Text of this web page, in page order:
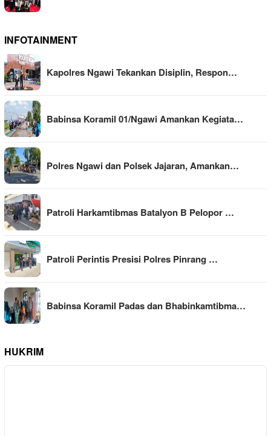
INFOTAINMENT
Kapolres Ngawi Tekankan Disiplin, Respon…
Babinsa Koramil 01/Ngawi Amankan Kegiata…
Polres Ngawi dan Polsek Jajaran, Amankan…
Patroli Harkamtibmas Batalyon B Pelopor …
Patroli Perintis Presisi Polres Pinrang …
Babinsa Koramil Padas dan Bhabinkamtibma…
HUKRIM